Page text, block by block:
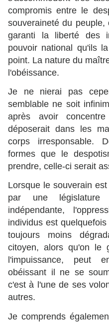
compromis entre le
souveraineté du
garanti la liberté des
pouvoir national qu'ils
point. La nature du
l'obéissance.
Je ne nierai pas
semblable ne soit
après avoir
déposerait dans les
corps irresponsable.
formes que le
prendre, celle-ci serait
Lorsque le souverain
par une législature
indépendante,
individus est
toujours moins
citoyen, alors qu'on le
l'impuissance, peut
obéissant il ne se
c'est à l'une de ses
autres.
Je comprends